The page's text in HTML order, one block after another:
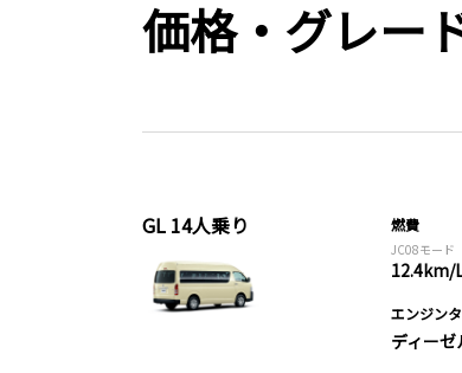
価格・グレー
GL 14人乗り 燃費
JC08モード
12.4km/
エンジン
ディーゼ